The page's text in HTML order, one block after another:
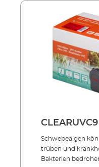
einzeln einsetzbar
PRESS und LOOP
Lieferumfang: UVC-Lampe 2 Anschlussdüsen
5 m Netzkabel
CLEARUVC9
Schwebealgen
trüben und
Bakterien